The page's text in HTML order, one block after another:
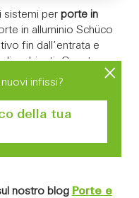
sistemi per porte in
in alluminio Schüco
fin dall’entrata e
ambienti. Questa
alle preferenze
infissi in alluminio
nostro blog Porte e
infissi?
della tua